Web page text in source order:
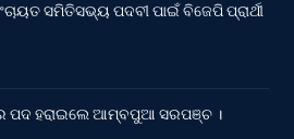
ସମିତିସଭ୍ୟ ପଦବୀ ପାଇଁ ବିଜେପି ପ୍ରାର୍ଥୀ
ପଦ ହରାଇଲେ ଆମ୍ବପୁଆ ସରପଞ୍ଚ ।